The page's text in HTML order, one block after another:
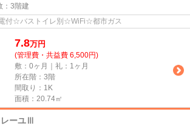
：3階建
付☆バストイレ別☆WiFi☆都市ガス
7.8万円
(管理費・共益費 6,500円)
敷：0ヶ月｜礼：1ヶ月
所在階：3階
間取り：1K
面積：20.74㎡
レーユⅢ